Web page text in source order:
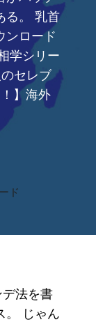
る。 乳首
ンロード
学シリー
セレブ
】海外
ド
法を書
。 じゃん